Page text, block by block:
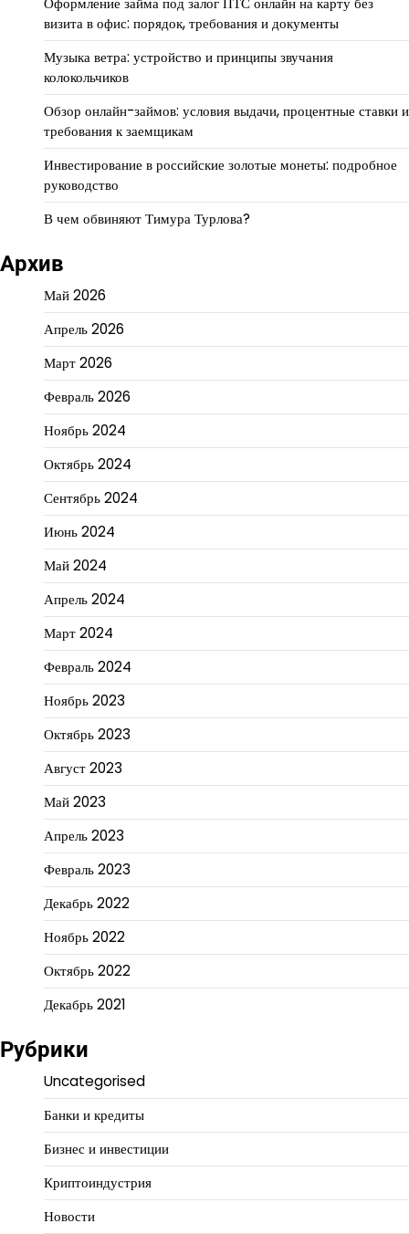
визита в офис: порядок, требования и документы
Музыка ветра: устройство и принципы звучания
колокольчиков
Обзор онлайн-займов: условия выдачи, процентные ставки и
требования к заемщикам
Инвестирование в российские золотые монеты: подробное
руководство
В чем обвиняют Тимура Турлова?
Архив
Май 2026
Апрель 2026
Март 2026
Февраль 2026
Ноябрь 2024
Октябрь 2024
Сентябрь 2024
Июнь 2024
Май 2024
Апрель 2024
Март 2024
Февраль 2024
Ноябрь 2023
Октябрь 2023
Август 2023
Май 2023
Апрель 2023
Февраль 2023
Декабрь 2022
Ноябрь 2022
Октябрь 2022
Декабрь 2021
Рубрики
Uncategorised
Банки и кредиты
Бизнес и инвестиции
Криптоиндустрия
Новости